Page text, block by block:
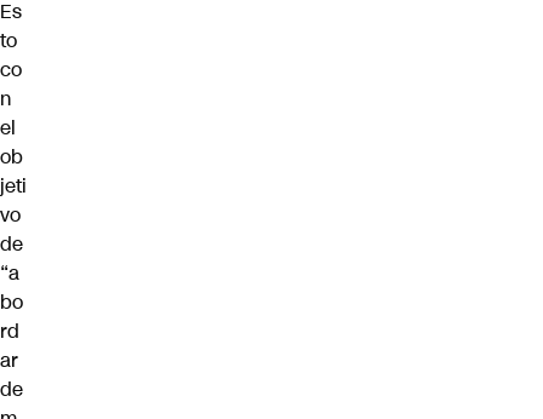
Es
to
co
n
el
ob
jeti
vo
de
“a
bo
rd
ar
de